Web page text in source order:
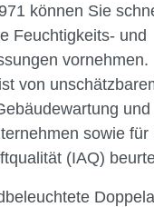
können Sie
Feuchtigkeits- und
vornehmen.
von
und
sowie für
(IAQ)